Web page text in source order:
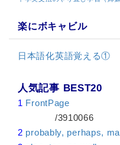
楽にボキャビル
日本語化英語覚える①
人気記事 BEST20
1 FrontPage
/3910066
2 probably, perhaps,